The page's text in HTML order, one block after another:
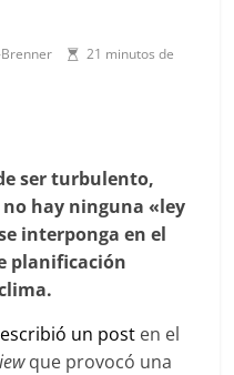
21 minutos de
ser turbulento,
hay ninguna «ley
interponga en el
planificación
escribió un post en el
que provocó una